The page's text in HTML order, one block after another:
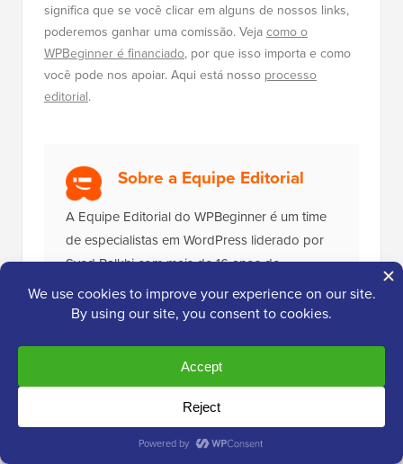
significa que se você clicar em alguns de nossos links,
poderemos ganhar uma comissão. Vejacomo o
WPBeginner é financiado, por que isso importa e como
você pode nos apoiar. Aqui está nosso processo
editorial.
Sobre a Equipe Editorial
A Equipe Editorial do WPBeginner é um time
de especialistas em WordPress liderado por
Syed Balkhi com mais de 16 anos de
experiência em WordPress, Web Hosting,
eCommerce, SEO e Marketing. Fundado em
recursos gratuitos de WordPress do setor e é
frequentemente referido como a Wikipedia do